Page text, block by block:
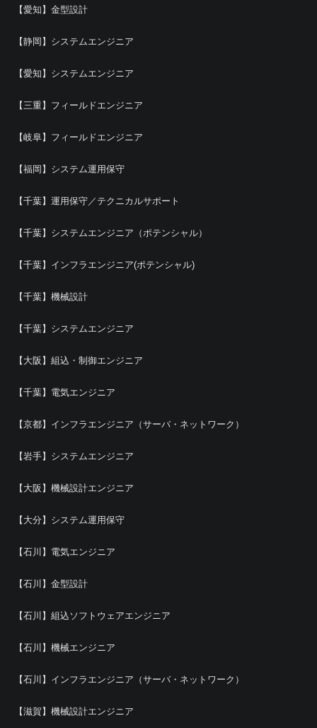
【愛知】金型設計
【静岡】システムエンジニア
【愛知】システムエンジニア
【三重】フィールドエンジニア
【岐阜】フィールドエンジニア
【福岡】システム運用保守
【千葉】運用保守／テクニカルサポート
【千葉】システムエンジニア（ポテンシャル）
【千葉】インフラエンジニア(ポテンシャル)
【千葉】機械設計
【千葉】システムエンジニア
【大阪】組込・制御エンジニア
【千葉】電気エンジニア
【京都】インフラエンジニア（サーバ・ネットワーク）
【岩手】システムエンジニア
【大阪】機械設計エンジニア
【大分】システム運用保守
【石川】電気エンジニア
【石川】金型設計
【石川】組込ソフトウェアエンジニア
【石川】機械エンジニア
【石川】インフラエンジニア（サーバ・ネットワーク）
【滋賀】機械設計エンジニア